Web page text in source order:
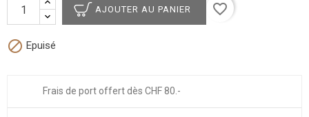
AJOUTER AU PANIER favorite_border
 Epuisé
Frais de port offert dès CHF 80.-